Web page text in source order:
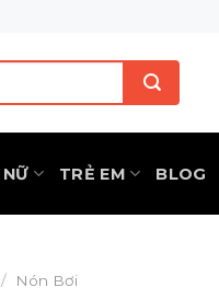
NỮ TRẺ EM BLOG
/ Nón Bơi